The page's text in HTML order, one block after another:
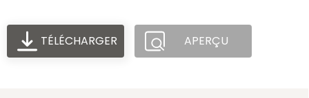
TÉLÉCHARGER APERÇU